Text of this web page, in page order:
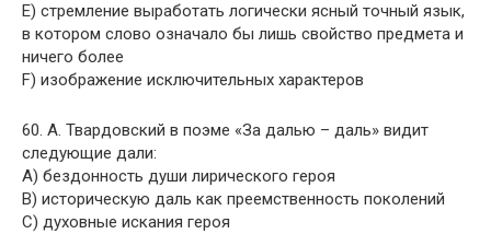
E) стремление выработать логически ясный точный язык,
в котором слово означало бы лишь свойство предмета и
ничего более
F) изображение исключительных характеров
60. А. Твардовский в поэме «За далью – даль» видит
следующие дали:
A) бездонность души лирического героя
B) историческую даль как преемственность поколений
C) духовные искания героя